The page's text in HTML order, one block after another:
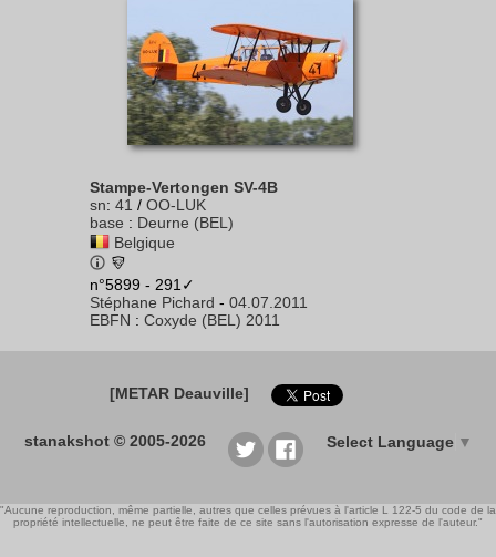
Stampe-Vertongen SV-4B
sn: 41 / OO-LUK
base : Deurne (BEL)
Belgique
n°5899 - 291✓
Stéphane Pichard - 04.07.2011
EBFN : Coxyde (BEL) 2011
[METAR Deauville]
stanakshot © 2005-2026 Select Language ▼
"Aucune reproduction, même partielle, autres que celles prévues à l'article L 122-5 du code de la
propriété intellectuelle, ne peut être faite de ce site sans l'autorisation expresse de l'auteur."